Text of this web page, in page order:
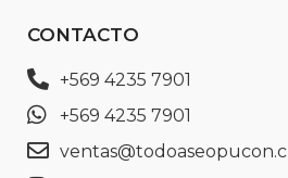
CONTACTO
+569 4235 7901
+569 4235 7901
ventas@todoaseopucon.cl